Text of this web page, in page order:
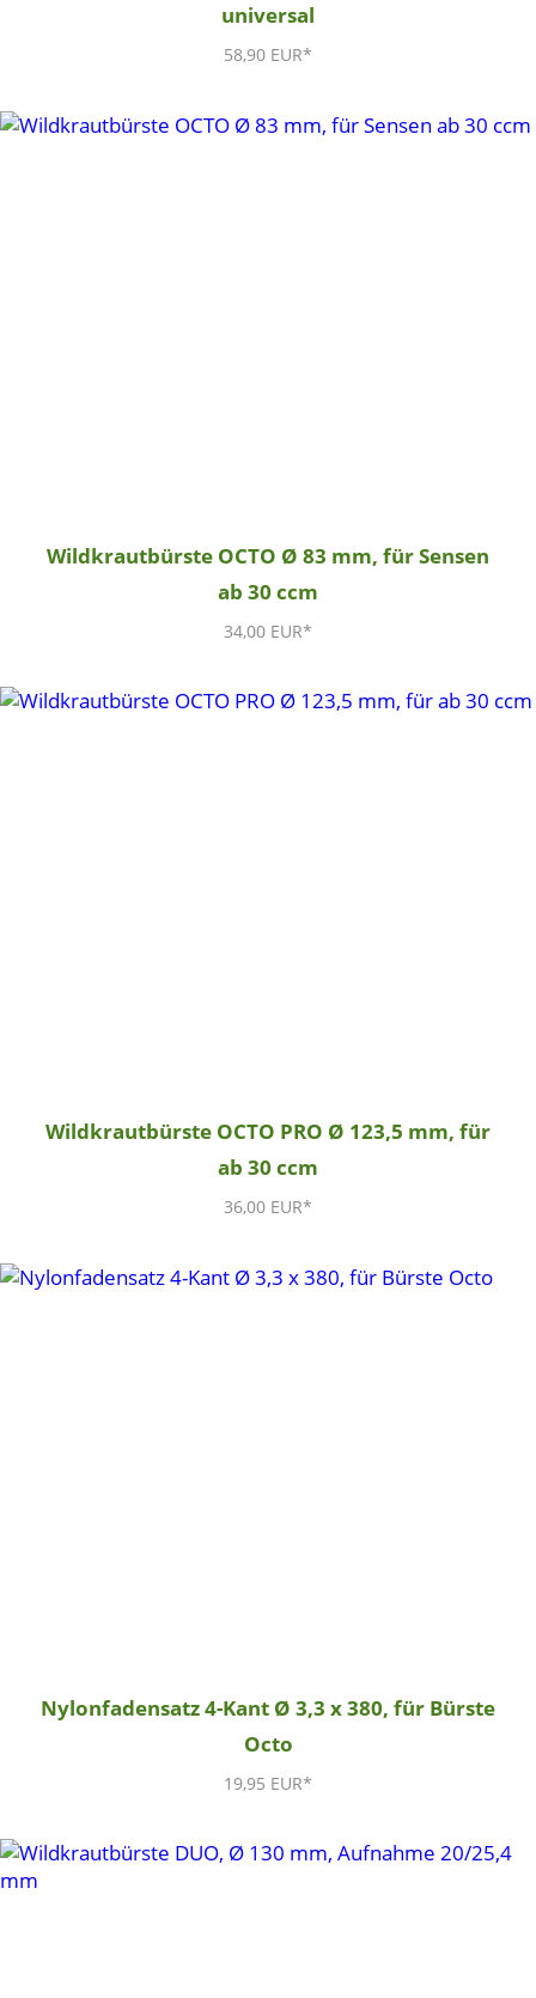
universal
58,90 EUR*
Wildkrautbürste OCTO Ø 83 mm, für Sensen
ab 30 ccm
34,00 EUR*
Wildkrautbürste OCTO PRO Ø 123,5 mm, für
ab 30 ccm
36,00 EUR*
Nylonfadensatz 4-Kant Ø 3,3 x 380, für Bürste
Octo
19,95 EUR*